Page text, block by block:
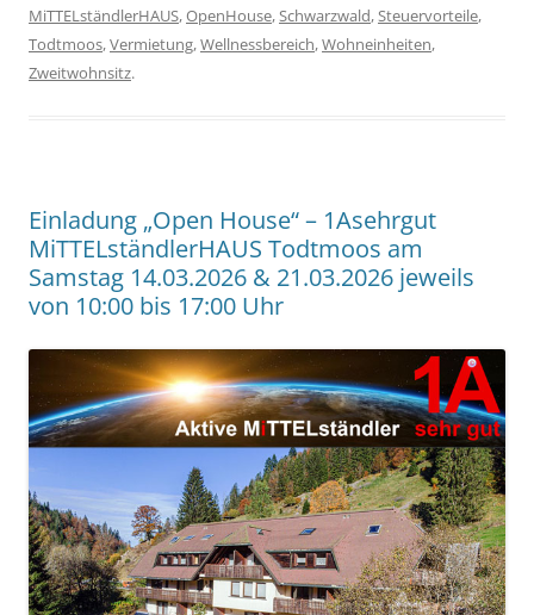
MiTTELständlerHAUS,OpenHouse,Schwarzwald,Steuervorteile,
Todtmoos,Vermietung,Wellnessbereich,Wohneinheiten,
Zweitwohnsitz.
Einladung „Open House“ – 1Asehrgut
MiTTELständlerHAUS Todtmoos am
Samstag 14.03.2026 & 21.03.2026 jeweils
von 10:00 bis 17:00 Uhr